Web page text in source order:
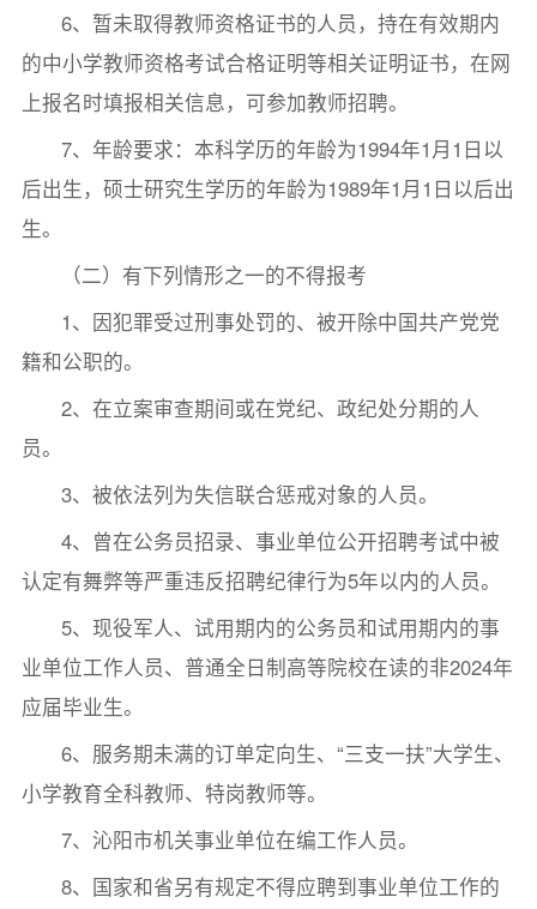
6、暂未取得教师资格证书的人员，持在有效期内
的中小学教师资格考试合格证明等相关证明证书，在网
上报名时填报相关信息，可参加教师招聘。
7、年龄要求：本科学历的年龄为1994年1月1日以
后出生，硕士研究生学历的年龄为1989年1月1日以后出
生。
（二）有下列情形之一的不得报考
1、因犯罪受过刑事处罚的、被开除中国共产党党
籍和公职的。
2、在立案审查期间或在党纪、政纪处分期的人
员。
3、被依法列为失信联合惩戒对象的人员。
4、曾在公务员招录、事业单位公开招聘考试中被
认定有舞弊等严重违反招聘纪律行为5年以内的人员。
5、现役军人、试用期内的公务员和试用期内的事
业单位工作人员、普通全日制高等院校在读的非2024年
应届毕业生。
6、服务期未满的订单定向生、“三支一扶”大学生、
小学教育全科教师、特岗教师等。
7、沁阳市机关事业单位在编工作人员。
8、国家和省另有规定不得应聘到事业单位工作的